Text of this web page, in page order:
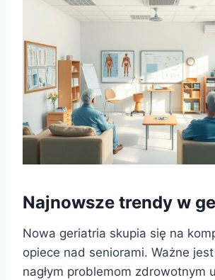
Najnowsze trendy w
Nowa geriatria skupia się na
opiece nad seniorami. Ważne
nagłym problemom zdrowotnym